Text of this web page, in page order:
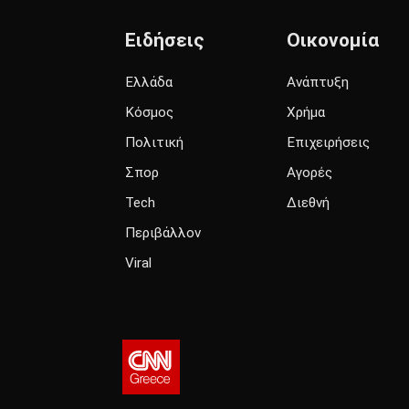
Ειδήσεις
Ελλάδα
Κόσμος
Πολιτική
Σπορ
Tech
Περιβάλλον
Viral
Οικονομία
Ανάπτυξη
Χρήμα
Επιχειρήσεις
Αγορές
Διεθνή